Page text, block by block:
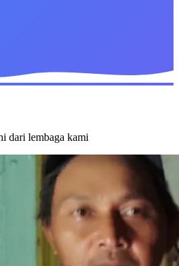
dari lembaga kami